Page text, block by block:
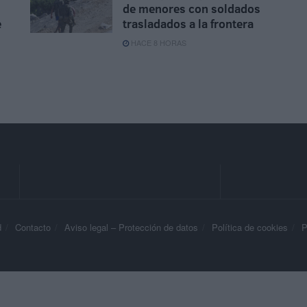
de menores con soldados
trasladados a la frontera
HACE 8 HORAS
Contacto Aviso legal – Protección de datos Política de cookies